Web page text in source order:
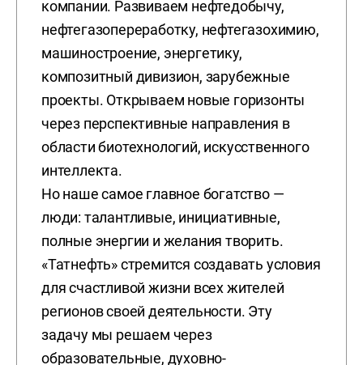
компании. Развиваем нефтедобычу,
нефтегазопереработку, нефтегазохимию,
машиностроение, энергетику,
композитный дивизион, зарубежные
проекты. Открываем новые горизонты
через перспективные направления в
области биотехнологий, искусственного
интеллекта.
Но наше самое главное богатство —
люди: талантливые, инициативные,
полные энергии и желания творить.
«Татнефть» стремится создавать условия
для счастливой жизни всех жителей
регионов своей деятельности. Эту
задачу мы решаем через
образовательные, духовно-